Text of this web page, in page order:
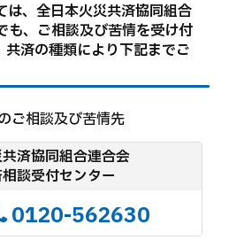
は、全日本火災共済協同組合
も、ご相談及び苦情を受け付
共済の種類により下記までご
ご相談及び苦情先
済協同組合連合会
談受付センター
0120-562630
プライバシーポリシー
個人情報の取り扱い
くある質問
共済と保険の違い
加入方法
火災共済
まごころ共済
自動車共済